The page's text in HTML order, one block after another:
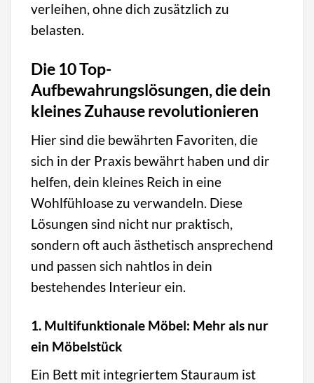
verleihen, ohne dich zusätzlich zu
belasten.
Die 10 Top-
Aufbewahrungslösungen, die dein
kleines Zuhause revolutionieren
Hier sind die bewährten Favoriten, die
sich in der Praxis bewährt haben und dir
helfen, dein kleines Reich in eine
Wohlfühloase zu verwandeln. Diese
Lösungen sind nicht nur praktisch,
sondern oft auch ästhetisch ansprechend
und passen sich nahtlos in dein
bestehendes Interieur ein.
1. Multifunktionale Möbel: Mehr als nur
ein Möbelstück
Ein Bett mit integriertem Stauraum ist